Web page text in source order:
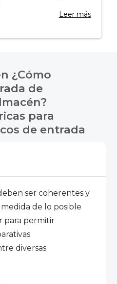
Leer más
¿Cómo
de
para
de entrada
ser coherentes y
de lo posible
para permitir
diversas